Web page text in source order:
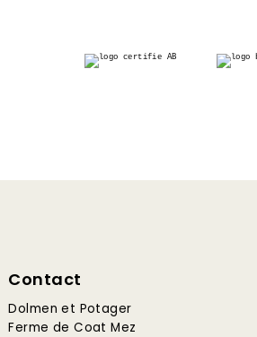
Contact
Dolmen et Potager
Ferme de Coat Mez